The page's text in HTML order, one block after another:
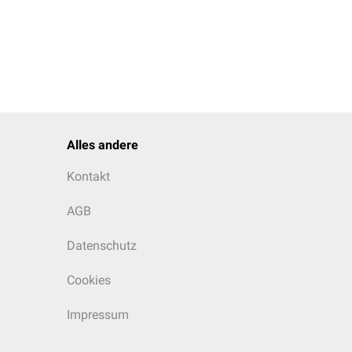
Alles andere
Kontakt
AGB
Datenschutz
Cookies
Impressum